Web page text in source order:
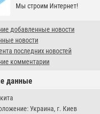
Мы строим Интернет!
добавленные новости
новости
последних новостей
комментарии
данные
Украина, г. Киев